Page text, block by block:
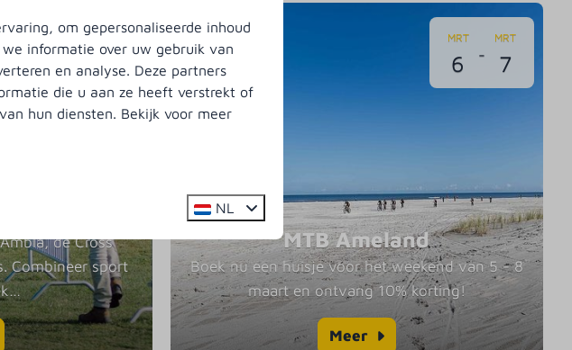
SEP
11 -
SEP
14
de Cross
Combineer sport
…
In de omgeving
MRT
6 -
MRT
7
MTB Ameland
Boek nu een huisje voor het weekend van 5 - 8
maart en ontvang 10% korting!
Meer
om gepersonaliseerde inhoud
informatie over uw gebruik van
en analyse. Deze partners
die u aan ze heeft verstrekt of
hun diensten. Bekijk voor meer
NL